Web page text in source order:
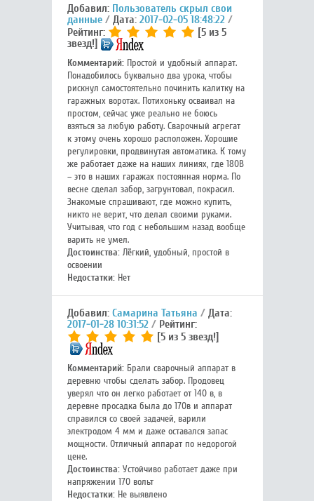
Добавил: Пользователь скрыл свои
данные Дата: 2017-02-05 18:48:22
Рейтинг:
[5 из 5
звезд!]
Комментарий:Простой и удобный аппарат.
Понадобилось буквально два урока, чтобы
рискнул самостоятельно починить калитку на
гаражных воротах. Потихоньку осваивал на
простом, сейчас уже реально не боюсь
взяться за любую работу. Сварочный агрегат
к этому очень хорошо расположен. Хорошие
регулировки, продвинутая автоматика. К тому
же работает даже на наших линиях, где 180В
– это в наших гаражах постоянная норма. По
весне сделал забор, загрунтовал, покрасил.
Знакомые спрашивают, где можно купить,
никто не верит, что делал своими руками.
Учитывая, что год с небольшим назад вообще
варить не умел.
Достоинства:Лёгкий, удобный, простой в
освоении
Недостатки:Нет
Добавил: Самарина Татьяна Дата:
2017-01-28 10:31:52
Рейтинг:
[5 из 5 звезд!]
Комментарий:Брали сварочный аппарат в
деревню чтобы сделать забор. Продовец
уверял что он легко работает от 140 в, в
деревне просадка была до 170в и аппарат
справился со своей задачей, варили
электродом 4 мм и даже оставался запас
мощности. Отличный аппарат по недорогой
цене.
Достоинства:Устойчиво работает даже при
напряжении 170 вольт
Недостатки:Не выявлено